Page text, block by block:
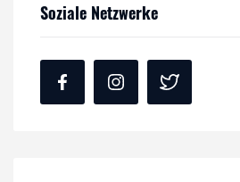
Soziale Netzwerke